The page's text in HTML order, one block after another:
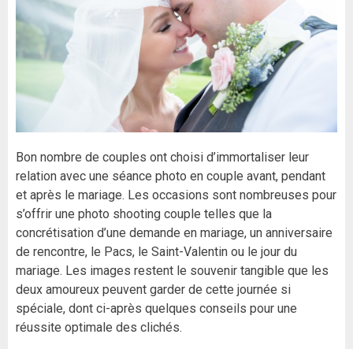
Bon nombre de couples ont choisi d’immortaliser leur
relation avec une séance photo en couple avant, pendant
et après le mariage. Les occasions sont nombreuses pour
s’offrir une photo shooting couple telles que la
concrétisation d’une demande en mariage, un anniversaire
de rencontre, le Pacs, le Saint-Valentin ou le jour du
mariage. Les images restent le souvenir tangible que les
deux amoureux peuvent garder de cette journée si
spéciale, dont ci-après quelques conseils pour une
réussite optimale des clichés.